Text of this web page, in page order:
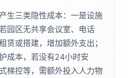
生三类隐性成本：一是设施
园区无共享会议室、电话
赁或搭建，增加额外支出；
成本，若没有24小时安
梯控等，需额外投入人力物